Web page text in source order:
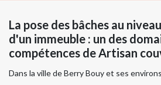
La pose des bâches au
d'un immeuble : un des
compétences de Artisan
Dans la ville de Berry Bouy et ses